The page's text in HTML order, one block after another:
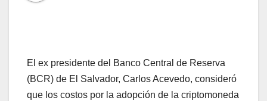
El ex presidente del Banco Central de Reserva
(BCR) de El Salvador, Carlos Acevedo, consideró
que los costos por la adopción de la criptomoneda